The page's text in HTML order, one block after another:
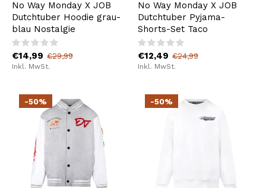
No Way Monday X JOB
Dutchtuber Hoodie grau-
blau Nostalgie
€14,99 €29,99
Inkl. MwSt.
No Way Monday X JOB
Dutchtuber Pyjama-
Shorts-Set Taco
€12,49 €24,99
Inkl. MwSt.
-50% -50%